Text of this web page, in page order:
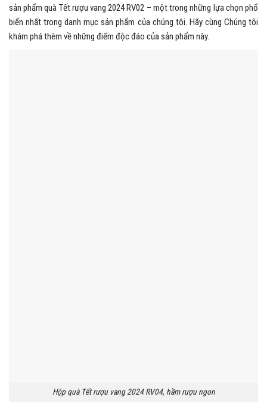
sản phẩm quà Tết rượu vang 2024 RV02 – một trong những lựa chọn phổ
biến nhất trong danh mục sản phẩm của chúng tôi. Hãy cùng Chúng tôi
khám phá thêm về những điểm độc đáo của sản phẩm này.
Hộp quà Tết rượu vang 2024 RV04, hầm rượu ngon